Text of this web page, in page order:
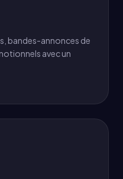
bandes-annonces de
avec un